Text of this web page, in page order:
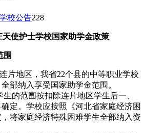
校公告228
天使护士学校国家助学金政策
围
片地区，我省22个县的中等职业学校
部纳入享受国家助学金范围。
的范围按扣除连片地区学生后一、
定。学校应按照《河北省家庭经济困
将家庭经济特殊困难学生全部纳入资